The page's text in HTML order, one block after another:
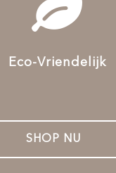
Eco-Vriendelijk
SHOP NU